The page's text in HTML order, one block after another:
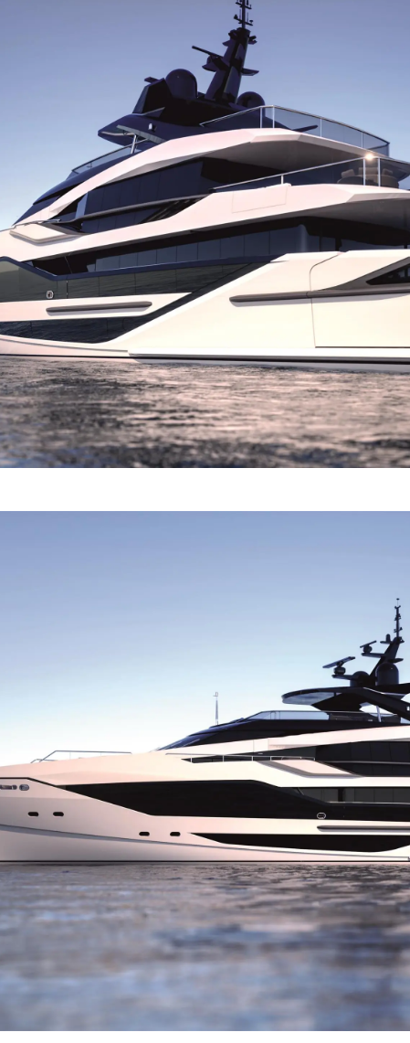
Plików Cookie
Kwestie Prawne
POLITYKA PRYWATNOŚCI
OŚWIADCZENIE W
SPRAWIE
WSPÓŁCZESNEGO
NIEWOLNICTWA
WARUNKI
POLITYKA DOTYCZĄCA
PLIKÓW COOKIE